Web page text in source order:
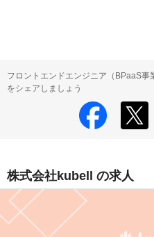
フロントエンドエンジニア（BPaaS事
をシェアしましょう
株式会社kubell の求人